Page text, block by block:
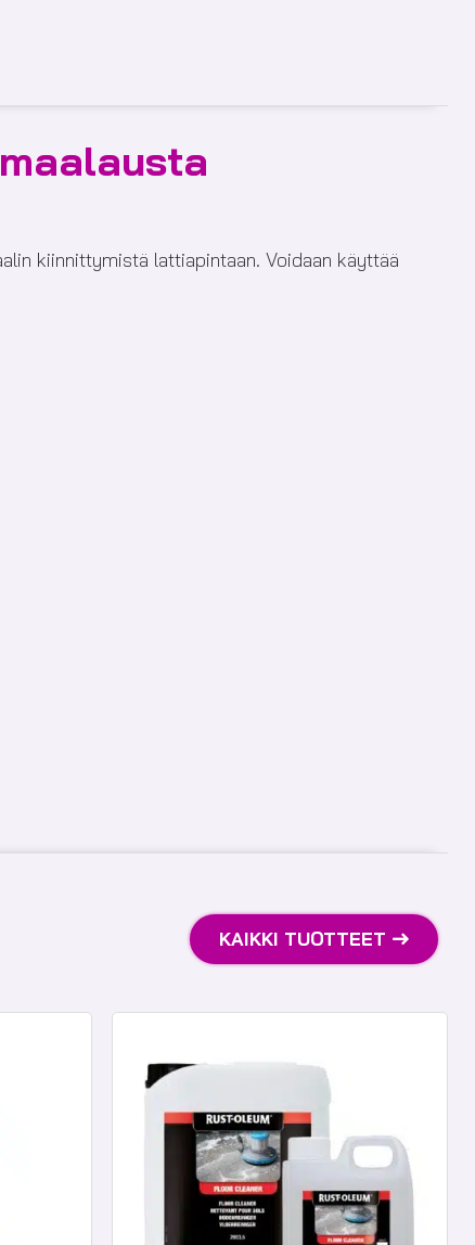
kiinnittymistä lattiapintaan. Voidaan käyttää
KAIKKI TUOTTEET